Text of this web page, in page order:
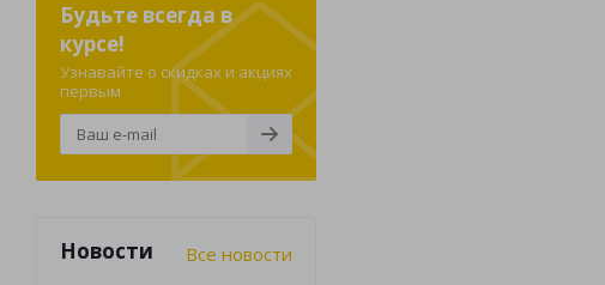
Будьте всегда в
курсе!
Узнавайте о скидках и акциях
первым
Новости Все новости